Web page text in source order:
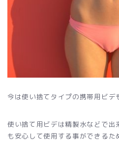
今は使い捨てタイプの携帯用ビデ
使い捨て用ビデは精製水などで出
も安心して使用する事ができるた